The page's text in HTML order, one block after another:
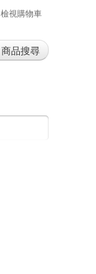
檢視購物車
商品搜尋